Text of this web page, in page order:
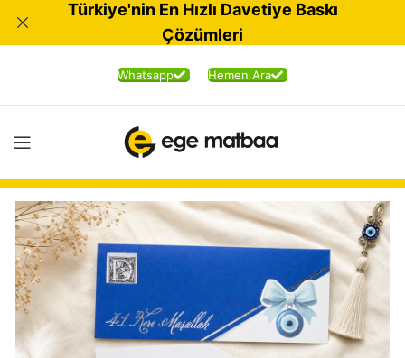
Whatsapp Hemen Ara
Türkiye'nin En Hızlı Davetiye Baskı
Çözümleri